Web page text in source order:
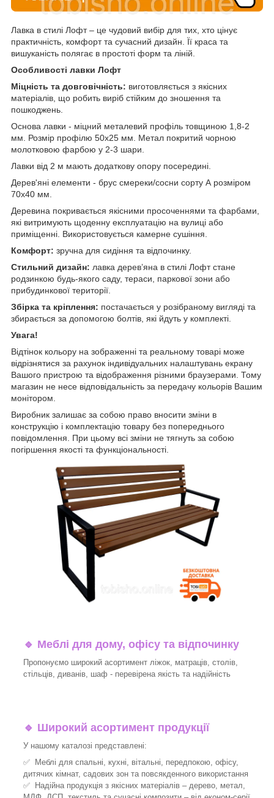
Лавка в стилі Лофт – це чудовий вибір для тих, хто цінує
практичність, комфорт та сучасний дизайн. Її краса та
вишуканість полягає в простоті форм та ліній.
Особливості лавки Лофт
Міцність та довговічність: виготовляється з якісних
матеріалів, що робить виріб стійким до зношення та
пошкоджень.
Основа лавки - міцний металевий профіль товщиною 1,8-2
мм. Розмір профілю 50х25 мм. Метал покритий чорною
молотковою фарбою у 2-3 шари.
Лавки від 2 м мають додаткову опору посередині.
Дерев'яні елементи - брус смереки/сосни сорту А розміром
70х40 мм.
Деревина покривається якісними просоченнями та фарбами,
які витримують щоденну експлуатацію на вулиці або
приміщенні. Використовується камерне сушіння.
Комфорт: зручна для сидіння та відпочинку.
Стильний дизайн: лавка дерев’яна в стилі Лофт стане
родзинкою будь-якого саду, тераси, паркової зони або
прибудинкової території.
Збірка та кріплення: постачається у розібраному вигляді та
збирається за допомогою болтів, які йдуть у комплекті.
Увага!
Відтінок кольору на зображенні та реальному товарі може
відрізнятися за рахунок індивідуальних налаштувань екрану
Вашого пристрою та відображення різними браузерами. Тому
магазин не несе відповідальність за передачу кольорів Вашим
монітором.
Виробник залишає за собою право вносити зміни в
конструкцію і комплектацію товару без попереднього
повідомлення. При цьому всі зміни не тягнуть за собою
погіршення якості та функціональності.
🔹 Меблі для дому, офісу та відпочинку
Пропонуємо широкий асортимент ліжок, матраців, столів,
стільців, диванів, шаф - перевірена якість та надійність
🔹 Широкий асортимент продукції
У нашому каталозі представлені:
✅ Меблі для спальні, кухні, вітальні, передпокою, офісу,
дитячих кімнат, садових зон та повсякденного використання
✅ Надійна продукція з якісних матеріалів – дерево, метал,